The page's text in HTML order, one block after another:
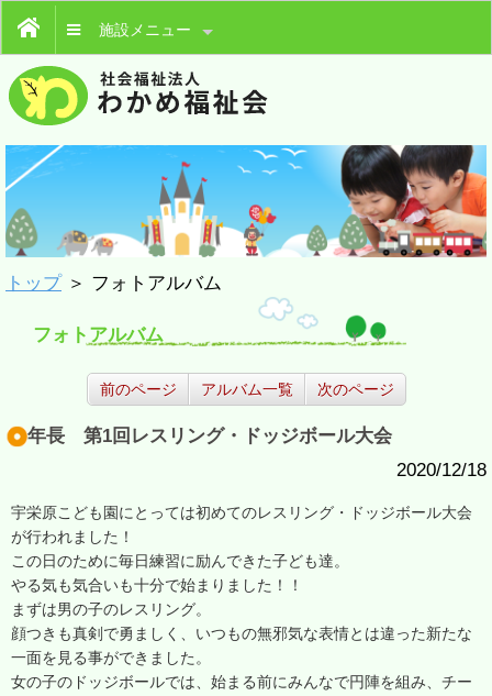
施設メニュー
トップ＞ フォトアルバム
フォトアルバム
前のページ アルバム一覧 次のページ
年長 第1回レスリング・ドッジボール大会
2020/12/18
宇栄原こども園にとっては初めてのレスリング・ドッジボール大会
が行われました！
この日のために毎日練習に励んできた子ども達。
やる気も気合いも十分で始まりました！！
まずは男の子のレスリング。
顔つきも真剣で勇ましく、いつもの無邪気な表情とは違った新たな
一面を見る事ができました。
女の子のドッジボールでは、始まる前にみんなで円陣を組み、チー